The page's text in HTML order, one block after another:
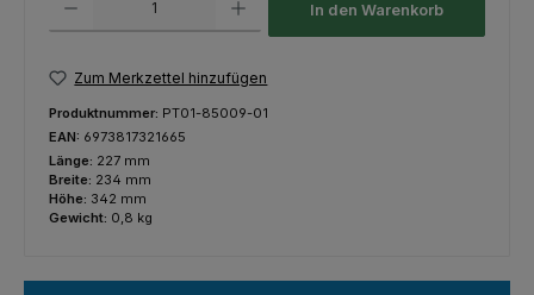
In den Warenkorb
Zum Merkzettel hinzufügen
Produktnummer: PT01-85009-01
EAN: 6973817321665
Länge: 227 mm
Breite: 234 mm
Höhe: 342 mm
Gewicht: 0,8 kg